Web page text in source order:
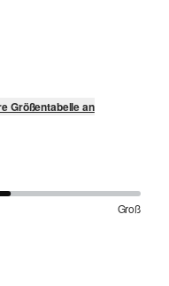
Größentabelle an
Groß